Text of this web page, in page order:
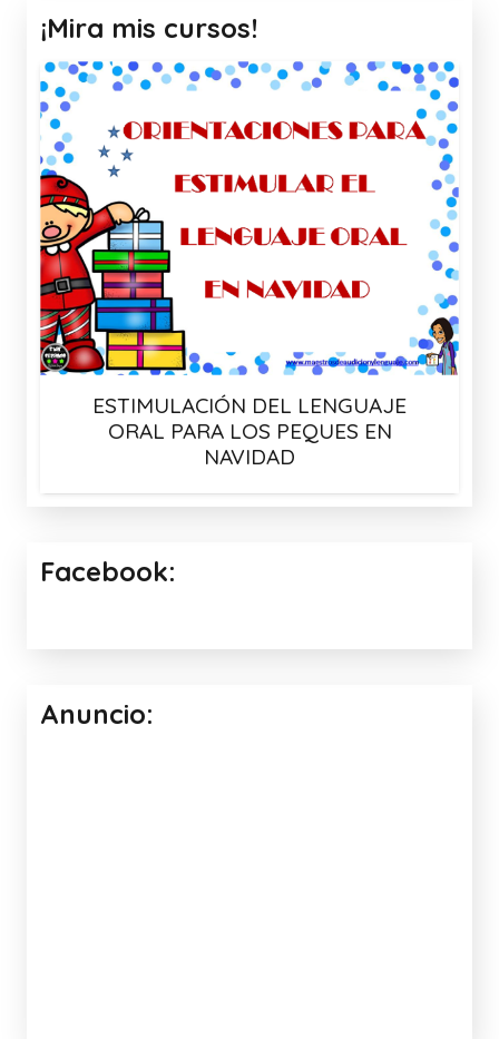
¡Mira mis cursos!
ESTIMULACIÓN DEL LENGUAJE
ORAL PARA LOS PEQUES EN
NAVIDAD
Facebook:
Anuncio: